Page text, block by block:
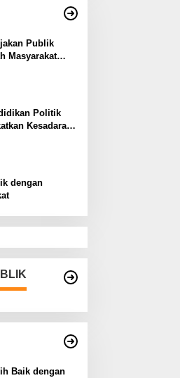
Publik
Masyarakat
Politik
Kesadaran
dengan
Baik dengan